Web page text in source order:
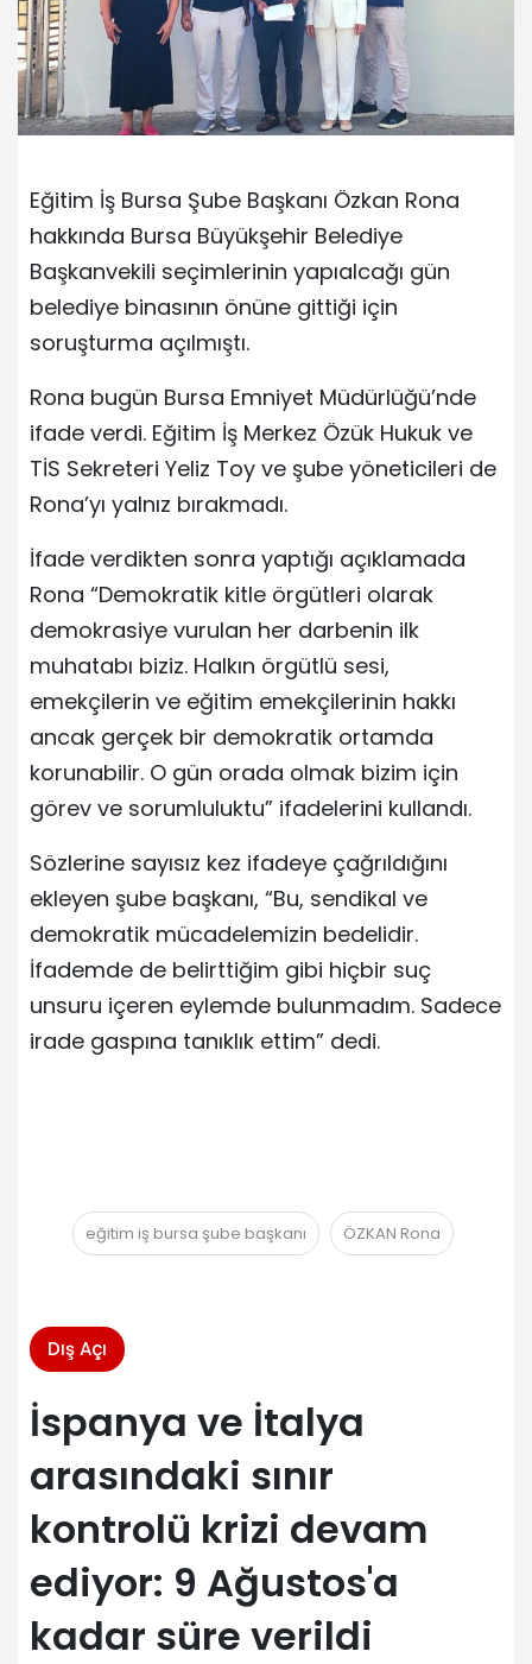
Eğitim İş Bursa Şube Başkanı Özkan Rona
hakkında Bursa Büyükşehir Belediye
Başkanvekili seçimlerinin yapıalcağı gün
belediye binasının önüne gittiği için
soruşturma açılmıştı.
Rona bugün Bursa Emniyet Müdürlüğü’nde
ifade verdi. Eğitim İş Merkez Özük Hukuk ve
TİS Sekreteri Yeliz Toy ve şube yöneticileri de
Rona’yı yalnız bırakmadı.
İfade verdikten sonra yaptığı açıklamada
Rona “Demokratik kitle örgütleri olarak
demokrasiye vurulan her darbenin ilk
muhatabı biziz. Halkın örgütlü sesi,
emekçilerin ve eğitim emekçilerinin hakkı
ancak gerçek bir demokratik ortamda
korunabilir. O gün orada olmak bizim için
görev ve sorumluluktu” ifadelerini kullandı.
Sözlerine sayısız kez ifadeye çağrıldığını
ekleyen şube başkanı, “Bu, sendikal ve
demokratik mücadelemizin bedelidir.
İfademde de belirttiğim gibi hiçbir suç
unsuru içeren eylemde bulunmadım. Sadece
irade gaspına tanıklık ettim” dedi.
eğitim iş bursa şube başkanı ÖZKAN Rona
Dış Açı
İspanya ve İtalya
arasındaki sınır
kontrolü krizi devam
ediyor: 9 Ağustos'a
kadar süre verildi